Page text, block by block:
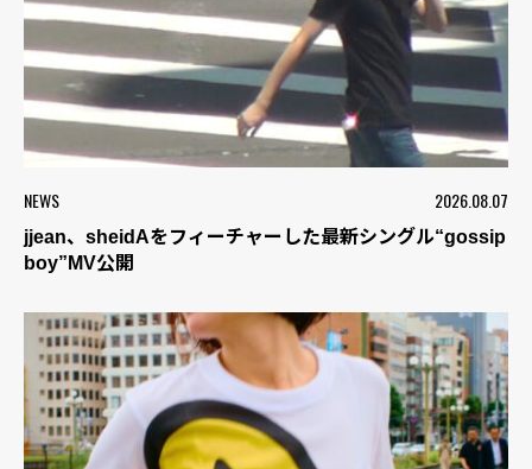
NEWS 2026.08.07
jjean、sheidAをフィーチャーした最新シングル“gossip
boy”MV公開